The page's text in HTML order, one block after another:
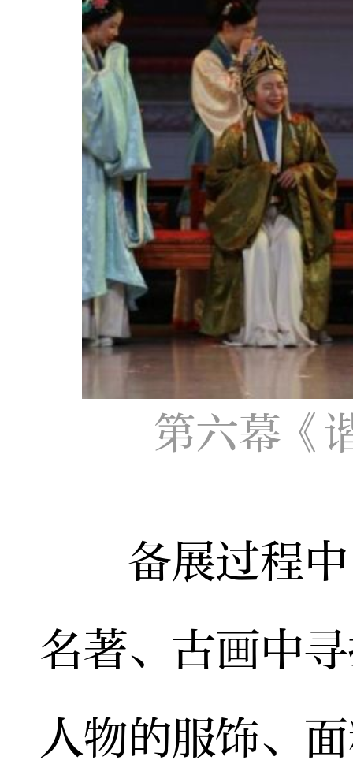
第六幕《
备展过程中
名著、古画中
人物的服饰、